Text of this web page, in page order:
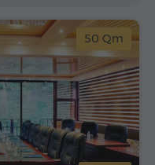
50 Qm